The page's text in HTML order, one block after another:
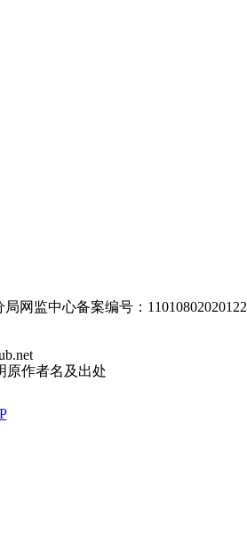
网监中心备案编号：11010802020122
原作者名及出处